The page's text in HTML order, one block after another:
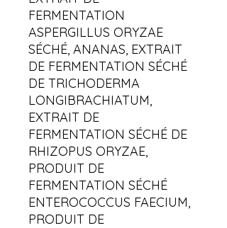
FERMENTATION
ASPERGILLUS ORYZAE
SÉCHÉ, ANANAS, EXTRAIT
DE FERMENTATION SÉCHÉ
DE TRICHODERMA
LONGIBRACHIATUM,
EXTRAIT DE
FERMENTATION SÉCHÉ DE
RHIZOPUS ORYZAE,
PRODUIT DE
FERMENTATION SÉCHÉ
ENTEROCOCCUS FAECIUM,
PRODUIT DE